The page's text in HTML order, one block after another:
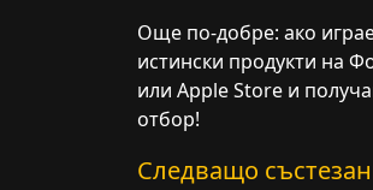
Още по-добре: ако
истински продукти на
или Apple Store и
отбор!
Следващо